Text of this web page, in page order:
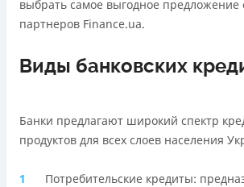
выбрать самое выгодное предложение
партнеров Finance.ua.
Виды банковских
Банки предлагают широкий спектр
продуктов для всех слоев населения
Потребительские кредиты: